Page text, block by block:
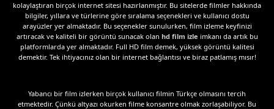
kolaylaştıran birçok internet sitesi hazırlanmıştır. Bu sitelerde filmler hakkında
bilgiler, yıllara ve türlerine göre sıralama seçenekleri ve kullanıcı dostu
arayüzler yer almaktadır. Bu seçenekler sunulurken, film izleme keyfinizi
artıracak ve kaliteli bir görüntü sunacak olan hd film izle imkanı da artık bu
platformlarda yer almaktadır. Full HD film demek, yüksek görüntü kalitesi
demektir. Tek ihtiyacınız olan bir internet bağlantısı ve biraz patlamış mısır!
Yabancı bir film izlerken birçok kullanıcı filmin Türkçe olmasını tercih
etmektedir. Çünkü altyazı okurken filme konsantre olmak zorlaşabiliyor. Bu